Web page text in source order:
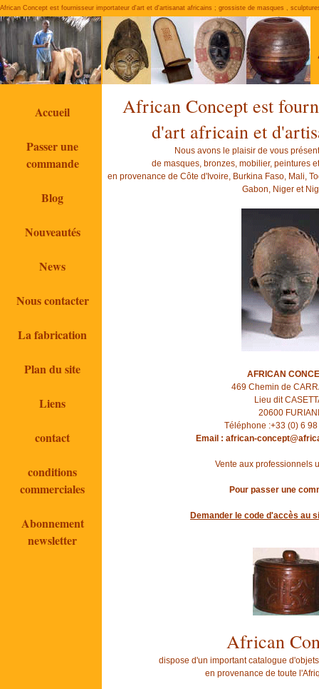
African Concept est fournisseur importateur d'art et d'artisanat africains ; grossiste de masques ,
African Concept est
d'art africain et
Nous avons le plaisir de vous
de masques, bronzes, mobilier, peintures
en provenance de Côte d'Ivoire, Burkina Faso, Mali,
Gabon, Niger et
AFRICAN
469 Chemin de
Lieu dit
20600 FURIANI
Téléphone :+33 (0) 6
Email : african-
Vente aux professionnels
Pour passer une
Demander le code d'accès au
African
dispose d'un important catalogue
en provenance de toute
Accueil
Passer une
commande
Blog
Nouveautés
News
Nous contacter
La fabrication
Plan du site
Liens
contact
conditions
commerciales
Abonnement
newsletter